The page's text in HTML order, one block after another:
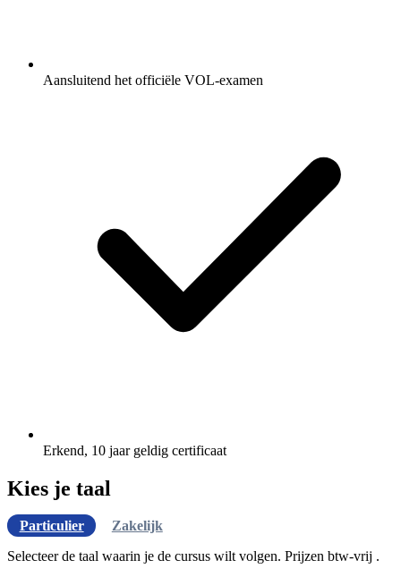
Aansluitend het officiële VOL-examen
Erkend, 10 jaar geldig certificaat
Kies je taal
Particulier
Zakelijk
Selecteer de taal waarin je de cursus wilt volgen. Prijzen btw-vrij .